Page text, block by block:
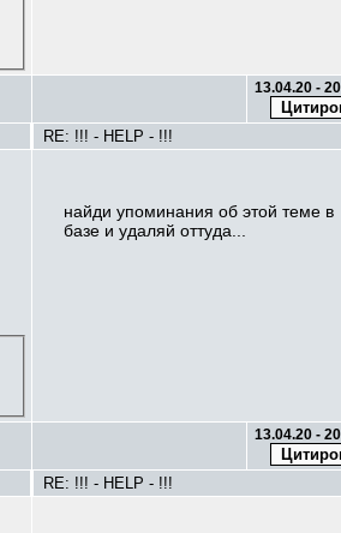
13.04.20 -
RE: !!! - HELP - !!!
найди упоминания об этой теме в
базе и удаляй оттуда...
13.04.20 -
RE: !!! - HELP - !!!